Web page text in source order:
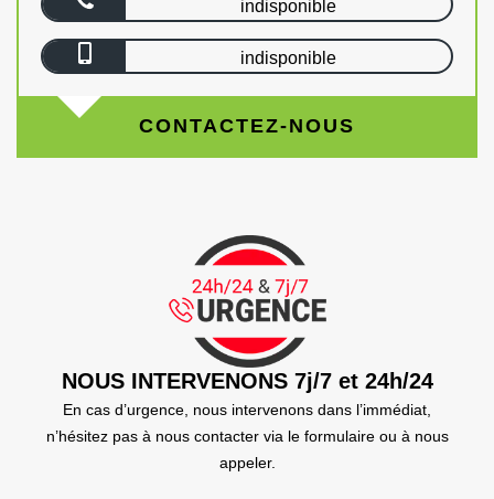
indisponible
indisponible
CONTACTEZ-NOUS
NOUS INTERVENONS 7j/7 et 24h/24
En cas d’urgence, nous intervenons dans l’immédiat,
n’hésitez pas à nous contacter via le formulaire ou à nous
appeler.